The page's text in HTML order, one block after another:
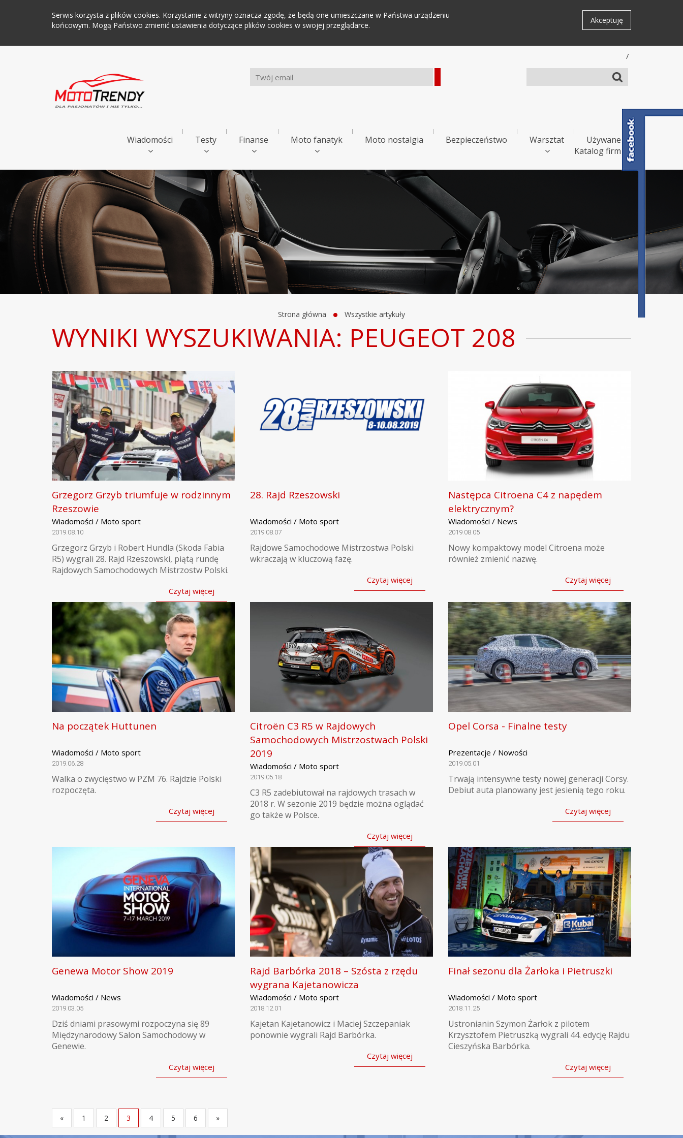
Serwis korzysta z plików cookies. Korzystanie z witryny oznacza zgodę, że będą one umieszczane w Państwa urządzeniu
końcowym. Mogą Państwo zmienić ustawienia dotyczące plików cookies w swojej przeglądarce.
Akceptuję
/
Wiadomości Testy Finanse Moto fanatyk Moto nostalgia Bezpieczeństwo Warsztat
Używane
Katalog firm
Strona główna Wszystkie artykuły
WYNIKI WYSZUKIWANIA: PEUGEOT 208
Grzegorz Grzyb triumfuje w rodzinnym
Rzeszowie
Wiadomości / Moto sport
2019.08.10
Grzegorz Grzyb i Robert Hundla (Skoda Fabia
R5) wygrali 28. Rajd Rzeszowski, piątą rundę
Rajdowych Samochodowych Mistrzostw Polski.
Czytaj więcej
28. Rajd Rzeszowski
Wiadomości / Moto sport
2019.08.07
Rajdowe Samochodowe Mistrzostwa Polski
wkraczają w kluczową fazę.
Czytaj więcej
Następca Citroena C4 z napędem
elektrycznym?
Wiadomości / News
2019.08.05
Nowy kompaktowy model Citroena może
również zmienić nazwę.
Czytaj więcej
Na początek Huttunen
Wiadomości / Moto sport
2019.06.28
Walka o zwycięstwo w PZM 76. Rajdzie Polski
rozpoczęta.
Czytaj więcej
Citroën C3 R5 w Rajdowych
Samochodowych Mistrzostwach Polski
2019
Wiadomości / Moto sport
2019.05.18
C3 R5 zadebiutował na rajdowych trasach w
2018 r. W sezonie 2019 będzie można oglądać
go także w Polsce.
Czytaj więcej
Opel Corsa - Finalne testy
Prezentacje / Nowości
2019.05.01
Trwają intensywne testy nowej generacji Corsy.
Debiut auta planowany jest jesienią tego roku.
Czytaj więcej
Genewa Motor Show 2019
Wiadomości / News
2019.03.05
Dziś dniami prasowymi rozpoczyna się 89
Międzynarodowy Salon Samochodowy w
Genewie.
Czytaj więcej
Rajd Barbórka 2018 – Szósta z rzędu
wygrana Kajetanowicza
Wiadomości / Moto sport
2018.12.01
Kajetan Kajetanowicz i Maciej Szczepaniak
ponownie wygrali Rajd Barbórka.
Czytaj więcej
Finał sezonu dla Żarłoka i Pietruszki
Wiadomości / Moto sport
2018.11.25
Ustronianin Szymon Żarłok z pilotem
Krzysztofem Pietruszką wygrali 44. edycję Rajdu
Cieszyńska Barbórka.
Czytaj więcej
« 1 2 3 4 5 6 »